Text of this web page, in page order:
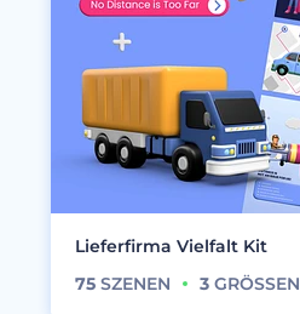
Lieferfirma Vielfalt Kit
75 SZENEN 3 GRÖSSEN